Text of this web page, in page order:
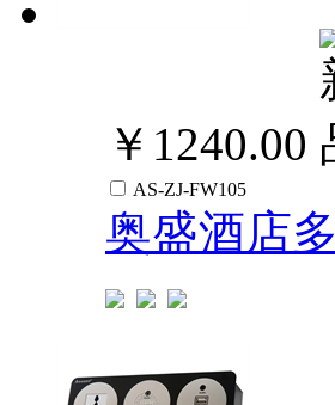
￥1240.00
AS-ZJ-FW105
奥盛酒店